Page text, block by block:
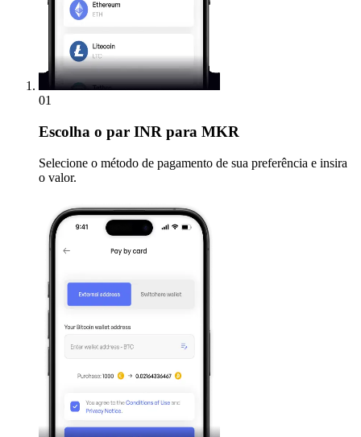
01
Escolha o par INR para MKR
Selecione o método de pagamento de sua preferência e insira
o valor.